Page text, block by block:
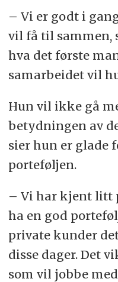
– Vi er godt i
vil få til sammen,
hva det første
samarbeidet vil
Hun vil ikke gå
betydningen av
sier hun er glade
porteføljen.
– Vi har kjent litt
ha en god
private kunder
disse dager. Det
som vil jobbe